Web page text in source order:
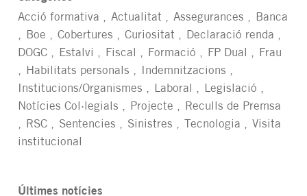
Acció formativa
Actualitat Assegurances
Banca
Boe
Cobertures Curiositat
Declaració renda
DOGC
Estalvi Fiscal Formació FP Dual
Frau
Habilitats personals
Indemnitzacions
Institucions/Organismes
Laboral
Legislació
Notícies Col·legials
Projecte
Reculls de Premsa
RSC
Sentencies Sinistres Tecnologia
Visita
institucional
Últimes notícies